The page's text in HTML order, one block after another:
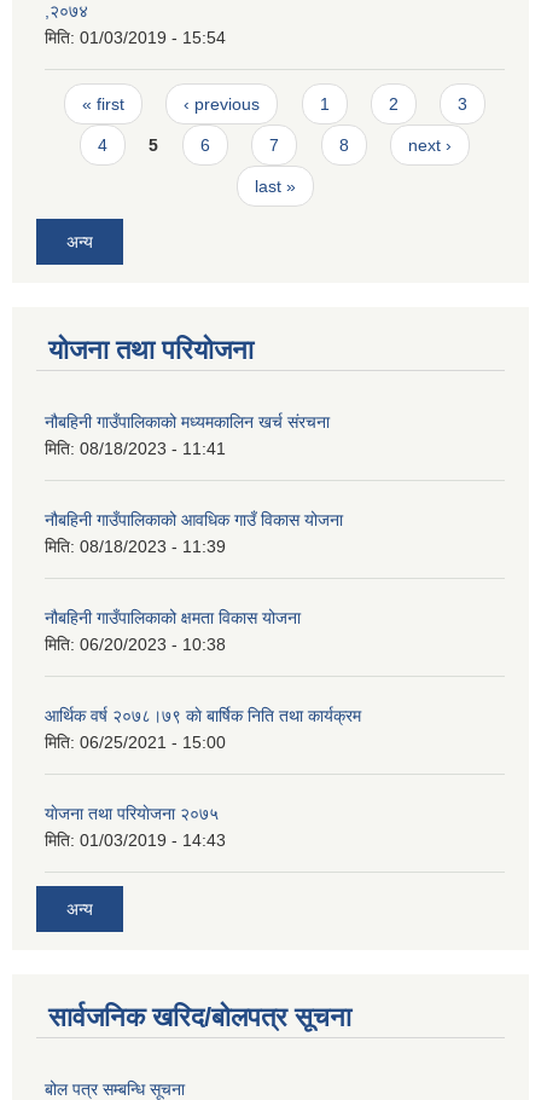
,२०७४
मिति: 01/03/2019 - 15:54
Pages
« first ‹ previous 1 2 3
4 5 6 7 8 next ›
last »
अन्य
योजना तथा परियोजना
नौबहिनी गाउँपालिकाको मध्यमकालिन खर्च संरचना
मिति: 08/18/2023 - 11:41
नौबहिनी गाउँपालिकाको आवधिक गाउँ विकास योजना
मिति: 08/18/2023 - 11:39
नौबहिनी गाउँपालिकाको क्षमता विकास योजना
मिति: 06/20/2023 - 10:38
आर्थिक वर्ष २०७८।७९ काे बार्षिक निति तथा कार्यक्रम
मिति: 06/25/2021 - 15:00
याेजना तथा परियाेजना २०७५
मिति: 01/03/2019 - 14:43
अन्य
सार्वजनिक खरिद/बोलपत्र सूचना
बोल पत्र सम्बन्धि सूचना